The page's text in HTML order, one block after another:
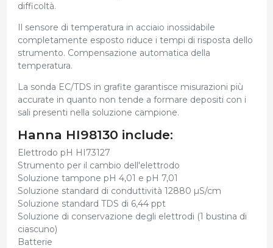
difficoltà.
Il sensore di temperatura in acciaio inossidabile
completamente esposto riduce i tempi di risposta dello
strumento. Compensazione automatica della
temperatura.
La sonda EC/TDS in grafite garantisce misurazioni più
accurate in quanto non tende a formare depositi con i
sali presenti nella soluzione campione.
Hanna HI98130 include:
Elettrodo pH HI73127
Strumento per il cambio dell'elettrodo
Soluzione tampone pH 4,01 e pH 7,01
Soluzione standard di conduttività 12880 µS/cm
Soluzione standard TDS di 6,44 ppt
Soluzione di conservazione degli elettrodi (1 bustina di
ciascuno)
Batterie